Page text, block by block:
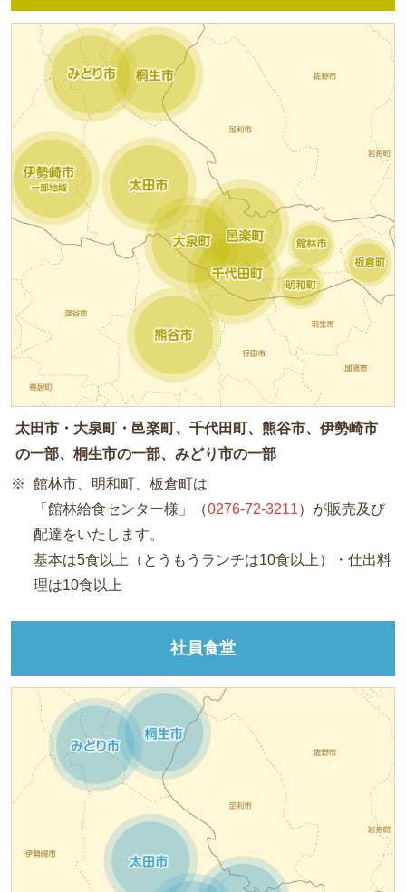
太田市・大泉町・邑楽町、千代田町、熊谷市、伊勢崎市
の一部、桐生市の一部、みどり市の一部
館林市、明和町、板倉町は
「館林給食センター様」（0276-72-3211）が販売及び
配達をいたします。
基本は5食以上（とうもうランチは10食以上）・仕出料
理は10食以上
社員食堂